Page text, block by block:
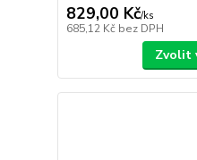
829,00 Kč/ks
685,12 Kč bez DPH
Zvolit